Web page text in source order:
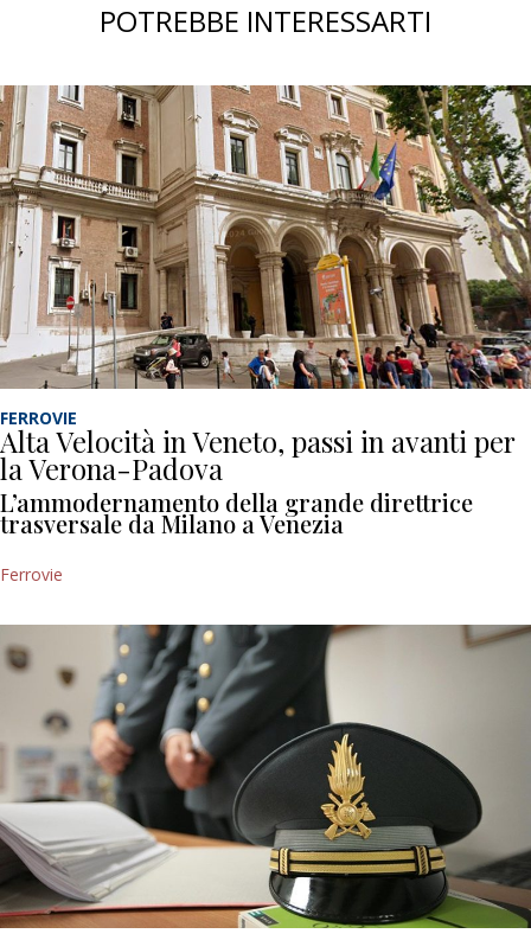
POTREBBE INTERESSARTI
FERROVIE
Alta Velocità in Veneto, passi in avanti per
la Verona-Padova
L’ammodernamento della grande direttrice
trasversale da Milano a Venezia
Ferrovie